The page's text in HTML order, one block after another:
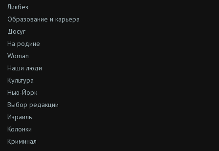
Ликбез
Образование и карьера
Досуг
На родине
Woman
Наши люди
Культура
Нью-Йорк
Выбор редакции
Израиль
Колонки
Криминал